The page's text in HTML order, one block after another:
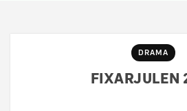
DRAMA
FIXARJULEN